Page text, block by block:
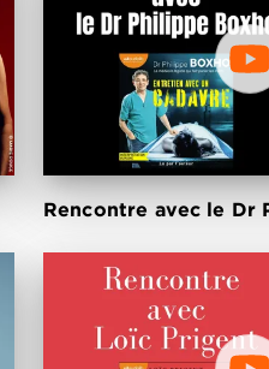
Rencontre avec le Dr